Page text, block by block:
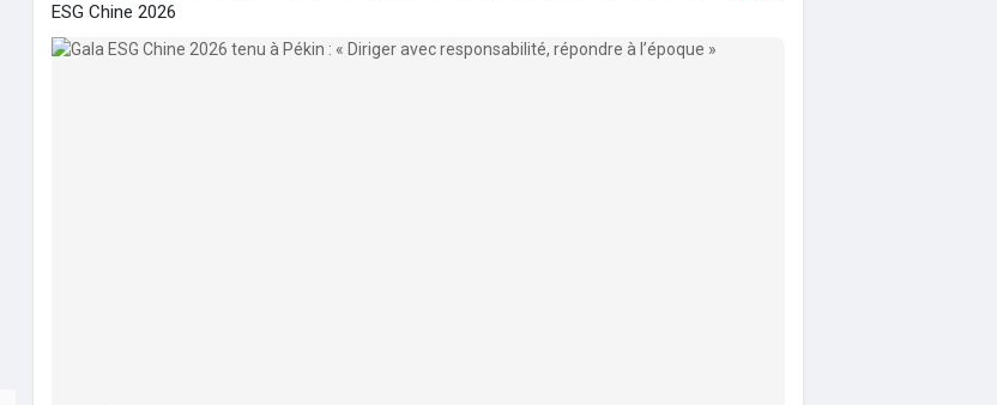
ESG Chine 2026